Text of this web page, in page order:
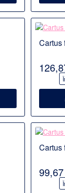
Detalii
Cartus
Detalii
Cartus